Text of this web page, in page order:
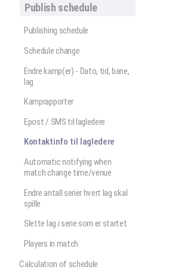
Publish schedule
Publishing schedule
Schedule change
Endre kamp(er) - Dato, tid, bane,
lag
Kamprapporter
Epost / SMS til lagledere
Kontaktinfo til lagledere
Automatic notifying when
match change time/venue
Endre antall serier hvert lag skal
spille
Slette lag i serie som er startet
Players in match
Calculation of schedule